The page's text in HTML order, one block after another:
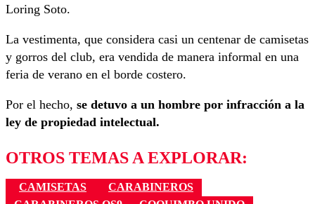
Loring Soto.
La vestimenta, que considera casi un centenar de camisetas
y gorros del club, era vendida de manera informal en una
feria de verano en el borde costero.
Por el hecho, se detuvo a un hombre por infracción a la
ley de propiedad intelectual.
OTROS TEMAS A EXPLORAR:
CAMISETAS
CARABINEROS